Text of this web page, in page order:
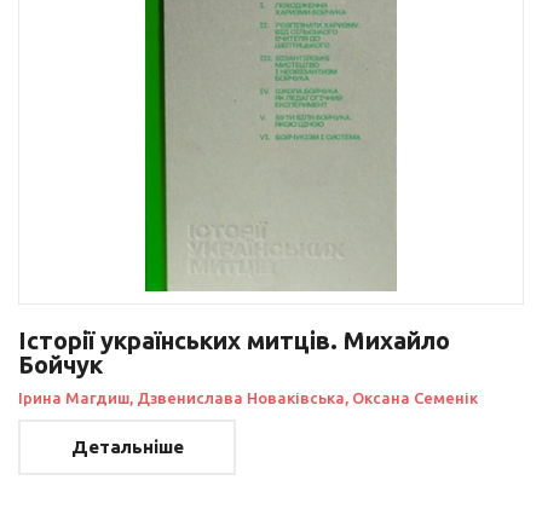
Історії українських митців. Михайло
Бойчук
Ірина Магдиш, Дзвенислава Новаківська, Оксана Семенік
Детальніше